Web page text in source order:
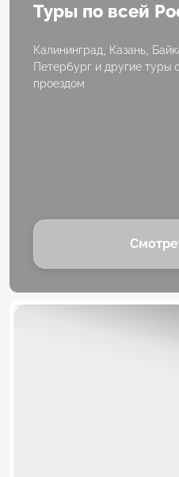
Туры по всей
Калининград, Казань,
Петербург и другие туры
проездом